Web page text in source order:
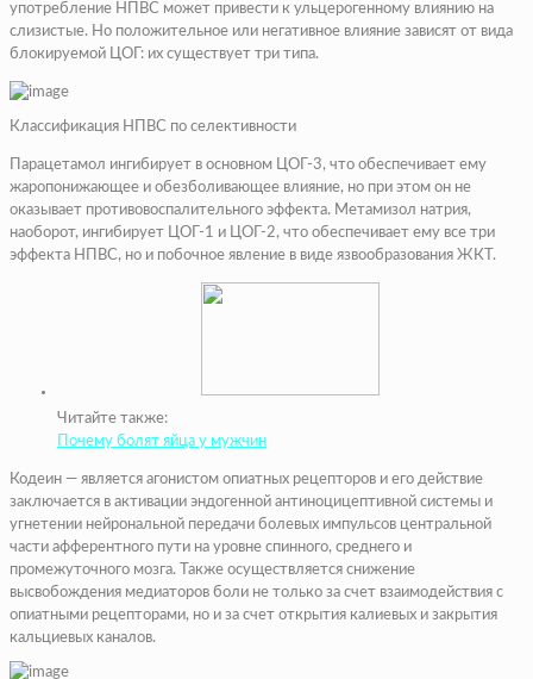
употребление НПВС может привести к ульцерогенному влиянию на
слизистые. Но положительное или негативное влияние зависят от вида
блокируемой ЦОГ: их существует три типа.
Классификация НПВС по селективности
Парацетамол ингибирует в основном ЦОГ-3, что обеспечивает ему
жаропонижающее и обезболивающее влияние, но при этом он не
оказывает противовоспалительного эффекта. Метамизол натрия,
наоборот, ингибирует ЦОГ-1 и ЦОГ-2, что обеспечивает ему все три
эффекта НПВС, но и побочное явление в виде язвообразования ЖКТ.
Читайте также:
Почему болят яйца у мужчин
Кодеин — является агонистом опиатных рецепторов и его действие
заключается в активации эндогенной антиноцицептивной системы и
угнетении нейрональной передачи болевых импульсов центральной
части афферентного пути на уровне спинного, среднего и
промежуточного мозга. Также осуществляется снижение
высвобождения медиаторов боли не только за счет взаимодействия с
опиатными рецепторами, но и за счет открытия калиевых и закрытия
кальциевых каналов.